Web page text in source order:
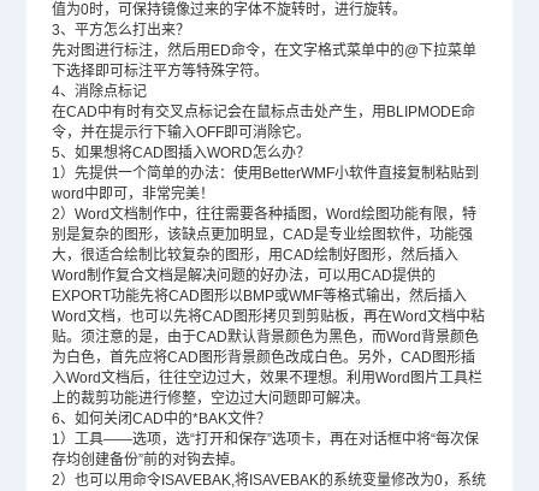
值为0时，可保持镜像过来的字体不旋转时，进行旋转。
3、平方怎么打出来？
先对图进行标注，然后用ED命令，在文字格式菜单中的@下拉菜单
下选择即可标注平方等特殊字符。
4、消除点标记
在CAD中有时有交叉点标记会在鼠标点击处产生，用BLIPMODE命
令，并在提示行下输入OFF即可消除它。
5、如果想将CAD图插入WORD怎么办？
1）先提供一个简单的办法：使用BetterWMF小软件直接复制粘贴到
word中即可，非常完美！
2）Word文档制作中，往往需要各种插图，Word绘图功能有限，特
别是复杂的图形，该缺点更加明显，CAD是专业绘图软件，功能强
大，很适合绘制比较复杂的图形，用CAD绘制好图形，然后插入
Word制作复合文档是解决问题的好办法，可以用CAD提供的
EXPORT功能先将CAD图形以BMP或WMF等格式输出，然后插入
Word文档，也可以先将CAD图形拷贝到剪贴板，再在Word文档中粘
贴。须注意的是，由于CAD默认背景颜色为黑色，而Word背景颜色
为白色，首先应将CAD图形背景颜色改成白色。另外，CAD图形插
入Word文档后，往往空边过大，效果不理想。利用Word图片工具栏
上的裁剪功能进行修整，空边过大问题即可解决。
6、如何关闭CAD中的*BAK文件？
1）工具——选项，选“打开和保存”选项卡，再在对话框中将“每次保
存均创建备份”前的对钩去掉。
2）也可以用命令ISAVEBAK,将ISAVEBAK的系统变量修改为0，系统